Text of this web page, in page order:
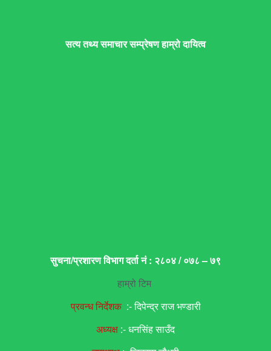
सत्य तथ्य समाचार सम्प्रेषण हाम्रो दायित्व
सुचना/प्रशारण विभाग दर्ता नं : २८०४ / ०७८ – ७९
हाम्रो टिम
प्रवन्ध निर्देशक:- दिपेन्द्र राज भण्डारी
अध्यक्ष :- धनसिंह साउँद